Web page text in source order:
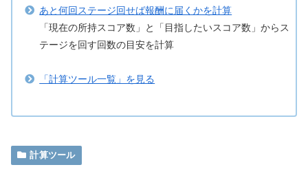
あと何回ステージ回せば報酬に届くかを計算
「現在の所持スコア数」と「目指したいスコア数」からス
テージを回す回数の目安を計算
「計算ツール一覧」を見る
計算ツール